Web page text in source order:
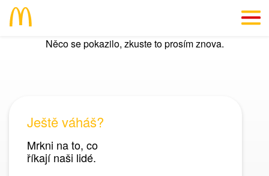
Info přímo "z kuchyně"
#SkillsForLife
Něco se pokazilo, zkuste to prosím znova.
Ještě váháš?
Mrkni na to, co
říkají naši lidé.